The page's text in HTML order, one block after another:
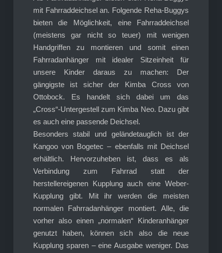
mit Fahrraddeichsel an. Folgende Reha-Buggys
bieten die Möglichkeit, eine Fahrraddeichsel
(meistens gar nicht so teuer) mit wenigen
Handgriffen zu montieren und somit einen
Fahrradanhänger mit idealer Sitzeinheit für
unsere Kinder daraus zu machen: Der
gängigste ist sicher der Kimba Cross von
Ottobock. Es handelt sich dabei um das
„Cross“-Untergestell zum Kimba Neo. Dazu gibt
es auch eine passende Deichsel.
Besonders stabil und geländetauglich ist der
Kangoo von Bogetec – ebenfalls mit Deichsel
erhältlich. Hervorzuheben ist, dass es als
Verbindung zum Fahrrad statt der
herstellereigenen Kupplung auch eine Weber-
Kupplung gibt. Mit ihr werden die meisten
normalen Fahrradanhänger montiert. Alle, die
vorher also einen „normalen“ Kinderanhänger
genutzt haben, können sich also die neue
Kupplung sparen – eine Ausgabe weniger. Das